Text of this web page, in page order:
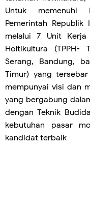
Untuk memenuhi
Pemerintah Republik
melalui 7 Unit Kerja
Holtikultura (TPPH-
Serang, Bandung,
Timur) yang
mempunyai visi dan
yang bergabung
dengan Teknik
kebutuhan pasar
kandidat terbaik